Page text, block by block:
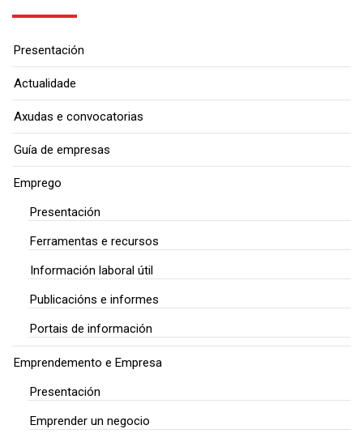
Presentación
Actualidade
Axudas e convocatorias
Guía de empresas
Emprego
Presentación
Ferramentas e recursos
Información laboral útil
Publicacións e informes
Portais de información
Emprendemento e Empresa
Presentación
Emprender un negocio